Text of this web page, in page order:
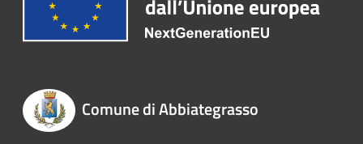
Comune di Abbiategrasso